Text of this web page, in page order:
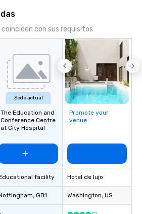
your
short notice
effort required
small and large
size that we
a variety of
your budget
of your group.
offsites and
con sus requisitos
Sede actual
The Education and
Conference Centre
at City Hospital
facility
, GB1
Promote your
venue
Hotel de lujo
Washington, US